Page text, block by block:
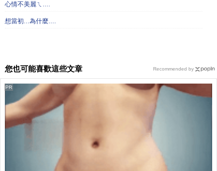
心情不美麗ㄟ....
想當初...為什麼....
您也可能喜歡這些文章
PR
Recommended by